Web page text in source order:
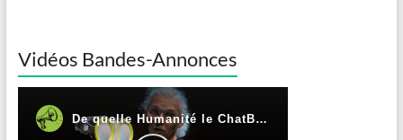
Vidéos Bandes-Annonces